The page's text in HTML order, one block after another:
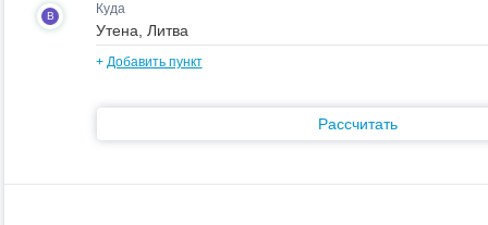
B Куда
+ Добавить пункт
Рассчитать